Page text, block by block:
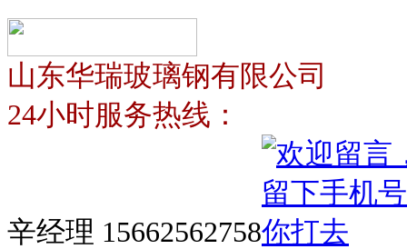
山东华瑞玻璃钢有限公司
24小时服务热线：
辛经理 15662562758